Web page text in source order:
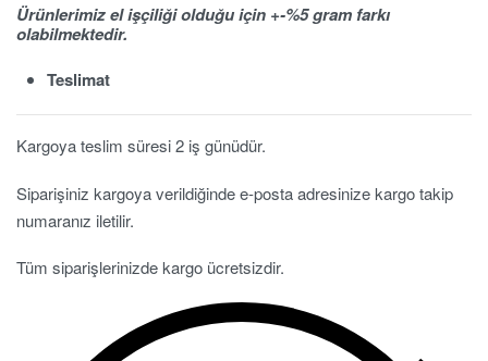
Ürünlerimiz el işçiliği olduğu için +-%5 gram farkı
olabilmektedir.
Teslimat
Kargoya teslim süresi 2 iş günüdür.
Siparişiniz kargoya verildiğinde e-posta adresinize kargo takip
numaranız iletilir.
Tüm siparişlerinizde kargo ücretsizdir.